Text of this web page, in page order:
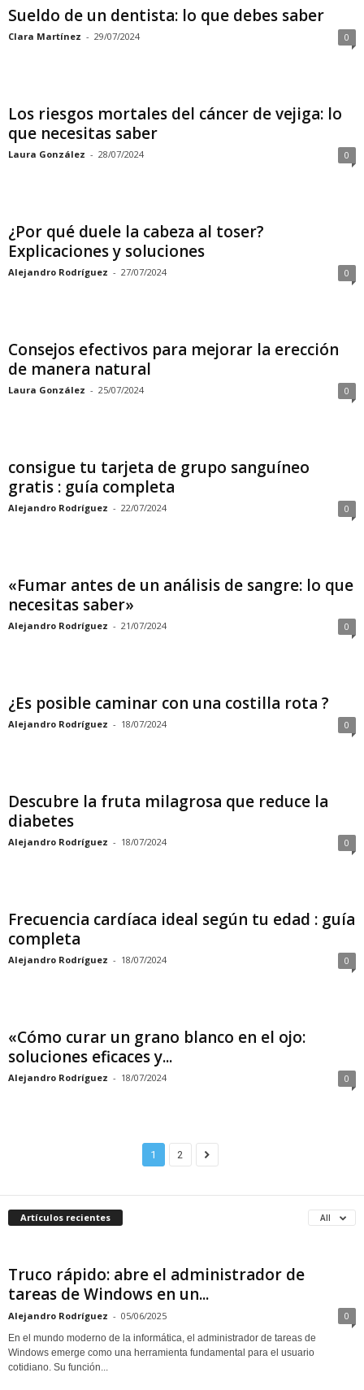
Sueldo de un dentista: lo que debes saber
Clara Martínez - 29/07/2024 0
Los riesgos mortales del cáncer de vejiga: lo
que necesitas saber
Laura González - 28/07/2024 0
¿Por qué duele la cabeza al toser?
Explicaciones y soluciones
Alejandro Rodríguez - 27/07/2024 0
Consejos efectivos para mejorar la erección
de manera natural
Laura González - 25/07/2024 0
consigue tu tarjeta de grupo sanguíneo
gratis : guía completa
Alejandro Rodríguez - 22/07/2024 0
«Fumar antes de un análisis de sangre: lo que
necesitas saber»
Alejandro Rodríguez - 21/07/2024 0
¿Es posible caminar con una costilla rota ?
Alejandro Rodríguez - 18/07/2024 0
Descubre la fruta milagrosa que reduce la
diabetes
Alejandro Rodríguez - 18/07/2024 0
Frecuencia cardíaca ideal según tu edad : guía
completa
Alejandro Rodríguez - 18/07/2024 0
«Cómo curar un grano blanco en el ojo:
soluciones eficaces y...
Alejandro Rodríguez - 18/07/2024 0
1 2
Artículos recientes All
Truco rápido: abre el administrador de
tareas de Windows en un...
Alejandro Rodríguez - 05/06/2025 0
En el mundo moderno de la informática, el administrador de tareas de
Windows emerge como una herramienta fundamental para el usuario
cotidiano. Su función...